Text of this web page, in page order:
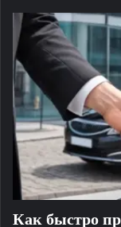
Как быстро